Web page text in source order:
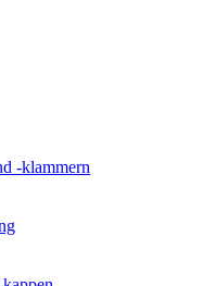
-klammern